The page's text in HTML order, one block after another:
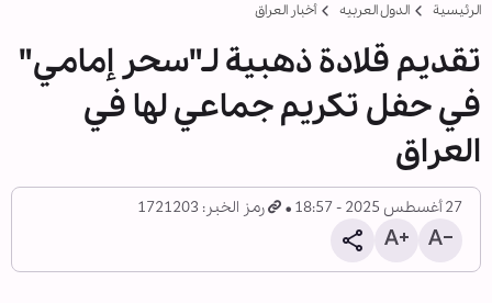
الرئيسية الدول العربیه أخبار العراق
تقدیم قلادة ذهبية لـ"سحر إمامي"
في حفل تکریم جماعي لها في
العراق
27 أغسطس 2025 - 18:57 رمز الخبر: 1721203